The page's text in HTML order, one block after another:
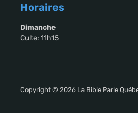
Horaires
Dimanche
Culte: 11h15
Copyright © 2026 La Bible Parle